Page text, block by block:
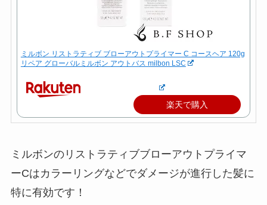
ミルボン リストラティブ ブローアウトプライマー C コースヘア 120g
リペア グローバルミルボン アウトバス milbon LSC
楽天で購入
ミルボンのリストラティブブローアウトプライマ
ーCはカラーリングなどでダメージが進行した髪に
特に有効です！